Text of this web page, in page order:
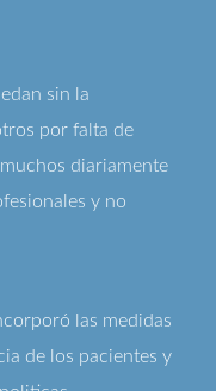
sin la
por falta de
diariamente
y no
las medidas
de los pacientes y